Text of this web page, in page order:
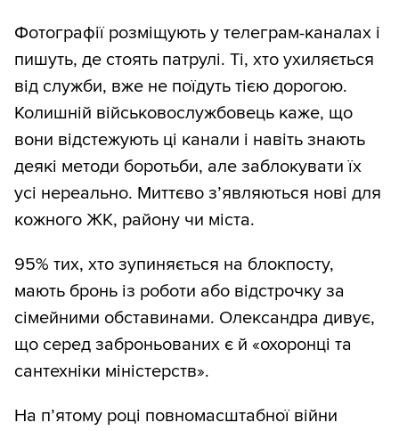
Фотографії розміщують у телеграм-каналах і
пишуть, де стоять патрулі. Ті, хто ухиляється
від служби, вже не поїдуть тією дорогою.
Колишній військовослужбовець каже, що
вони відстежують ці канали і навіть знають
деякі методи боротьби, але заблокувати їх
усі нереально. Миттєво з’являються нові для
кожного ЖК, району чи міста.
95% тих, хто зупиняється на блокпосту,
мають бронь із роботи або відстрочку за
сімейними обставинами. Олександра дивує,
що серед заброньованих є й «охоронці та
сантехніки міністерств».
На п’ятому році повномасштабної війни